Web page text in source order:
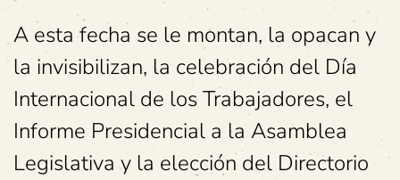
A esta fecha se le montan, la opacan y
la invisibilizan, la celebración del Día
Internacional de los Trabajadores, el
Informe Presidencial a la Asamblea
Legislativa y la elección del Directorio